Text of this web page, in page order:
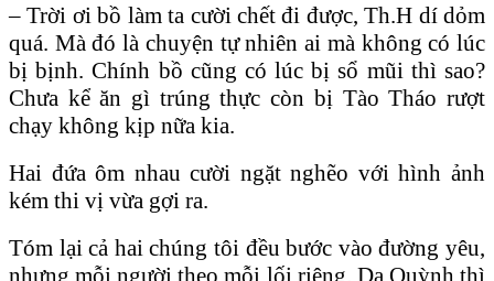
– Trời ơi bồ làm ta cười chết đi được, Th.H dí dỏm
quá. Mà đó là chuyện tự nhiên ai mà không có lúc
bị bịnh. Chính bồ cũng có lúc bị sổ mũi thì sao?
Chưa kể ăn gì trúng thực còn bị Tào Tháo rượt
chạy không kịp nữa kia.
Hai đứa ôm nhau cười ngặt nghẽo với hình ảnh
kém thi vị vừa gợi ra.
Tóm lại cả hai chúng tôi đều bước vào đường yêu,
nhưng mỗi người theo mỗi lối riêng. Dạ Quỳnh thì